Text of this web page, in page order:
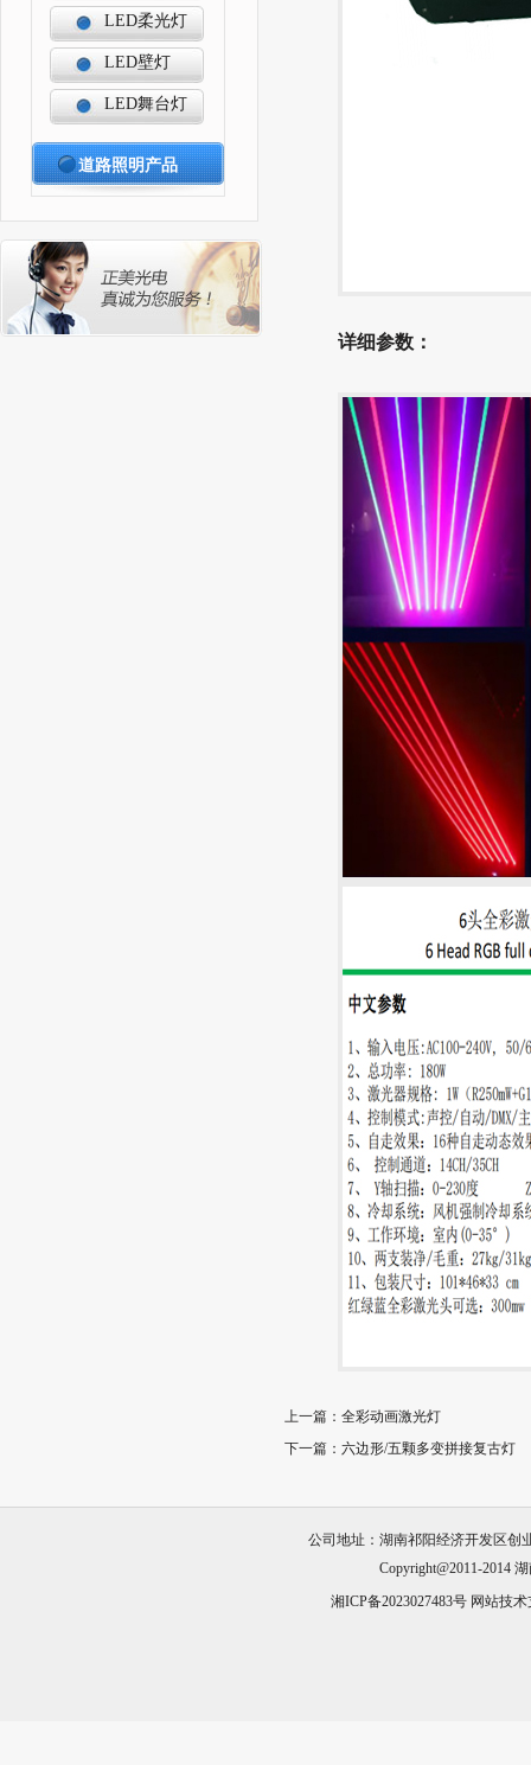
LED柔光灯
LED壁灯
LED舞台灯
道路照明产品
详细参数：
上一篇： 全彩动画激光灯
下一篇： 六边形/五颗多变拼接复古灯
公司地址：湖南祁阳经济开发区创
Copyright@2011-2014
湘ICP备2023027483号 网站技